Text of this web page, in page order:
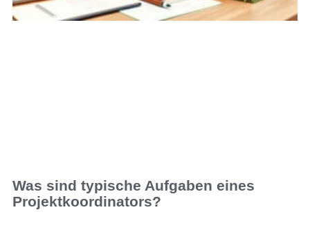
Was sind typische Aufgaben eines
Projektkoordinators?